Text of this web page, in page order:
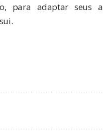
para adaptar seus